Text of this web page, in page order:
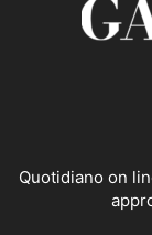
Quotidiano on